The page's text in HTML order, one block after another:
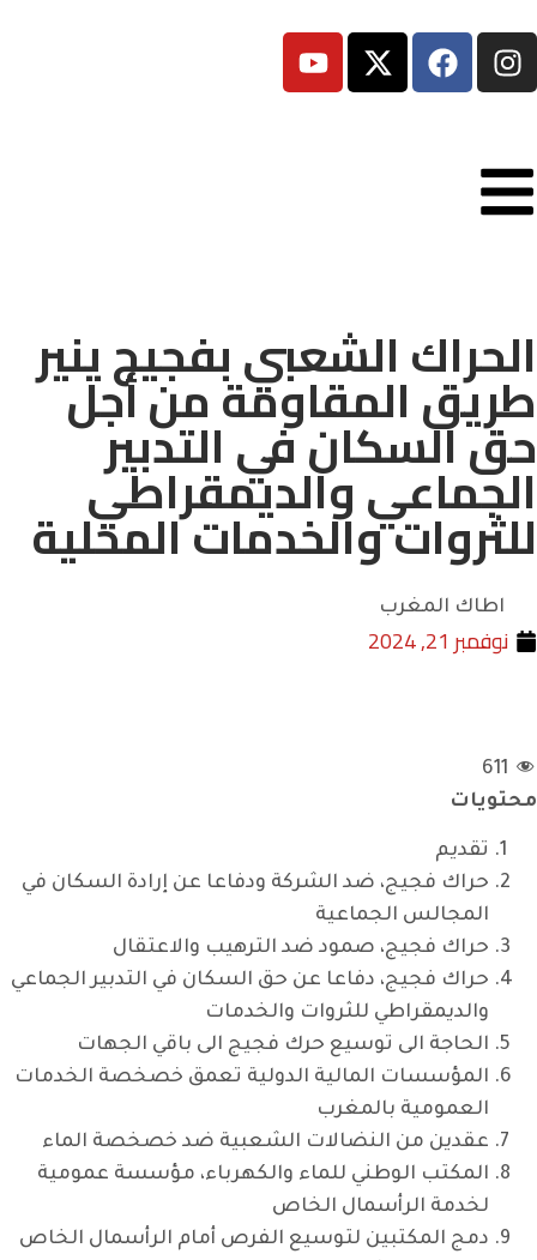
الحراك الشعبي بفجيج ينير
طريق المقاومة من أجل
حق السكان في التدبير
الجماعي والديمقراطي
للثروات والخدمات المحلية
اطاك المغرب
نوفمبر 21, 2024
611
محتويات
تقديم
حراك فجيج، ضد الشركة ودفاعا عن إرادة السكان في
المجالس الجماعية
حراك فجيج، صمود ضد الترهيب والاعتقال
حراك فجيج، دفاعا عن حق السكان في التدبير الجماعي
والديمقراطي للثروات والخدمات
الحاجة الى توسيع حرك فجيج الى باقي الجهات
المؤسسات المالية الدولية تعمق خصخصة الخدمات
العمومية بالمغرب
عقدين من النضالات الشعبية ضد خصخصة الماء
المكتب الوطني للماء والكهرباء، مؤسسة عمومية
لخدمة الرأسمال الخاص
دمج المكتبين لتوسيع الفرص أمام الرأسمال الخاص